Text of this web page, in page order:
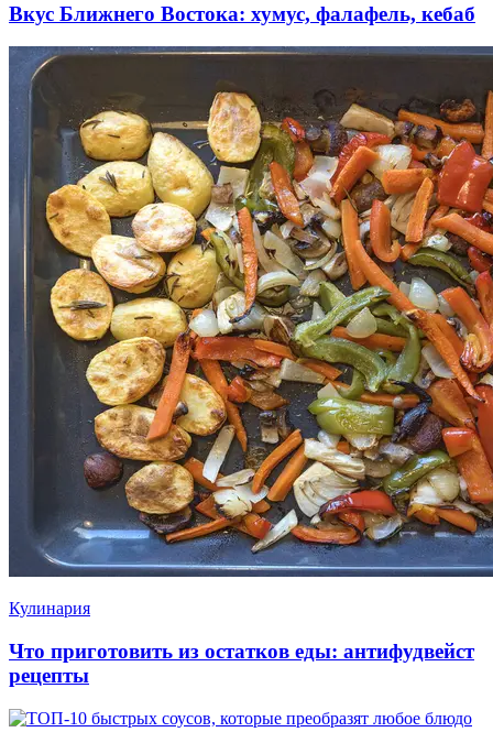
Вкус Ближнего Востока: хумус, фалафель, кебаб
Кулинария
Что приготовить из остатков еды: антифудвейст
рецепты